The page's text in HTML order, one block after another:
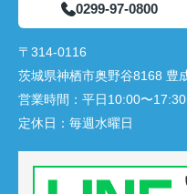
0299-97-0800
〒314-0116
茨城県神栖市奥野谷8168 豊
営業時間： 平日10:00〜
定休日： 毎週水曜日